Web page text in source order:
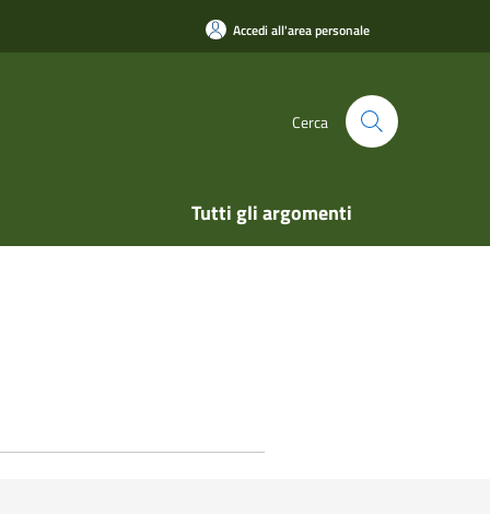
Accedi all'area personale
Cerca
Tutti gli argomenti